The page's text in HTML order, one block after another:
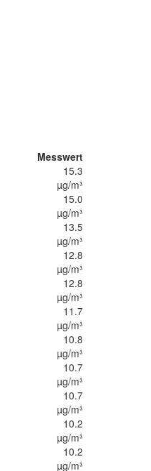
Messwert
15.3
µg/m³
15.0
µg/m³
13.5
µg/m³
12.8
µg/m³
12.8
µg/m³
11.7
µg/m³
10.8
µg/m³
10.7
µg/m³
10.7
µg/m³
10.2
µg/m³
10.2
µg/m³